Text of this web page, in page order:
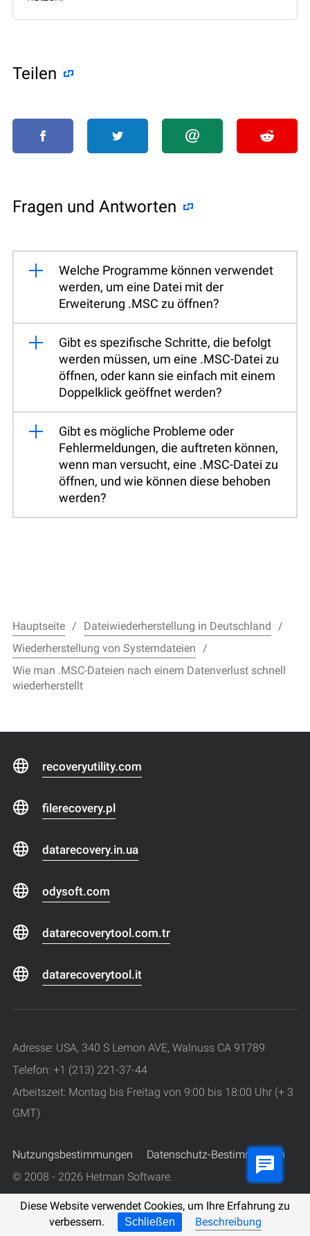
Teilen
Fragen und Antworten
Welche Programme können verwendet
werden, um eine Datei mit der
Erweiterung .MSC zu öffnen?
Gibt es spezifische Schritte, die befolgt
werden müssen, um eine .MSC-Datei zu
öffnen, oder kann sie einfach mit einem
Doppelklick geöffnet werden?
Gibt es mögliche Probleme oder
Fehlermeldungen, die auftreten können,
wenn man versucht, eine .MSC-Datei zu
öffnen, und wie können diese behoben
werden?
Diese Website verwendet Cookies, um Ihre Erfahrung zu
verbessern.
Schließen Beschreibung
Hauptseite
Dateiwiederherstellung in Deutschland
Wiederherstellung von Systemdateien
Wie man .MSC-Dateien nach einem Datenverlust schnell
wiederherstellt
recoveryutility.com
filerecovery.pl
datarecovery.in.ua
odysoft.com
datarecoverytool.com.tr
datarecoverytool.it
Adresse: USA, 340 S Lemon AVE, Walnuss CA 91789
Telefon: +1 (213) 221-37-44
Arbeitszeit: Montag bis Freitag von 9:00 bis 18:00 Uhr (+ 3
GMT)
Nutzungsbestimmungen
Datenschutz-Bestimmungen
© 2008 - 2026 Hetman Software.
Alle Rechte vorbehalten.